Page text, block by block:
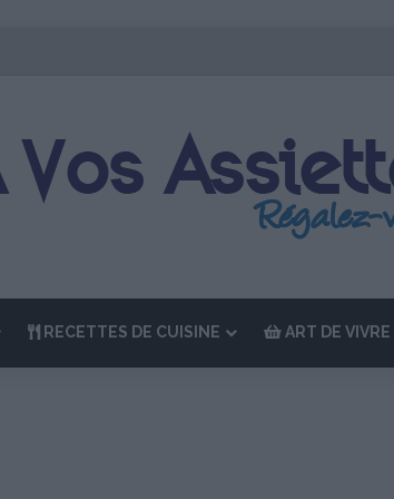
Semaine des Chefs” du 19 au 24 octobre 2026
RECETTES DE CUISINE ART DE VIVRE